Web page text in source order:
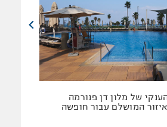
של מלון דן פנורמה
המושלם עבור חופשה